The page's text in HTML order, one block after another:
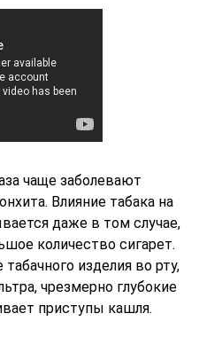
чаще заболевают
Влияние табака на
даже в том случае,
количество сигарет.
изделия во рту,
чрезмерно глубокие
приступы кашля.